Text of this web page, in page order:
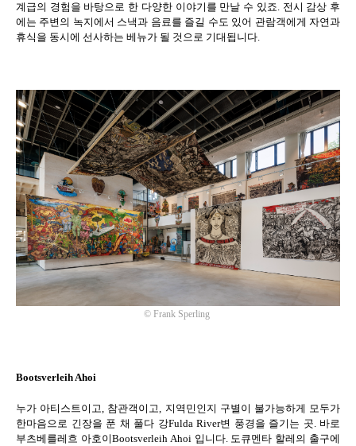
계급의 경험을 바탕으로 한 다양한 이야기를 만날 수 있죠. 전시 감상 후
에는 주변의 녹지에서 스낵과 음료를 즐길 수도 있어 관람객에게 자연과
휴식을 동시에 선사하는 베뉴가 될 것으로 기대됩니다.
© Frank Sperling
Bootsverleih Ahoi
누가 아티스트이고, 참관객이고, 지역민인지 구별이 불가능하게 모두가
한마음으로 긴장을 푼 채 풀다 강Fulda River변 풍경을 즐기는 곳. 바로
부츠베를레흐 아호이Bootsverleih Ahoi 입니다. 도큐멘타 할레의 출구에